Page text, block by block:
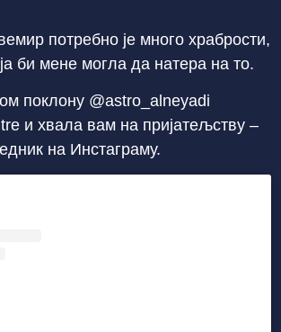
потребно је много храбрости,
би мене могла да натера на то.
поклону @astro_alneyadi
и хвала вам на пријатељству –
на Инстаграму.